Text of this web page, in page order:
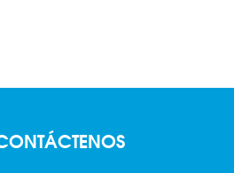
Generalmente,